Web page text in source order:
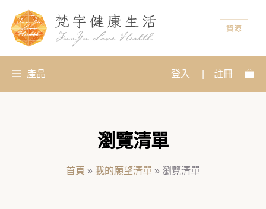
資源
產品 登入 註冊
瀏覽清單
首頁 » 我的願望清單 » 瀏覽清單